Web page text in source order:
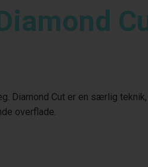
Diamond Cut er en særlig teknik,
overflade.